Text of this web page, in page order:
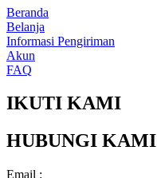
Beranda
Belanja
Informasi Pengiriman
Akun
FAQ
IKUTI KAMI
HUBUNGI KAMI
Email :